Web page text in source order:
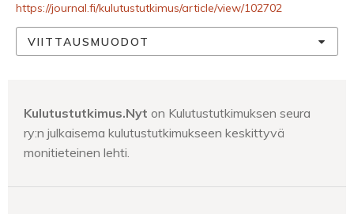
https://journal.fi/kulutustutkimus/article/view/102702
VIITTAUSMUODOT
Kulutustutkimus.Nyt on Kulutustutkimuksen seura
ry:n julkaisema kulutustutkimukseen keskittyvä
monitieteinen lehti.